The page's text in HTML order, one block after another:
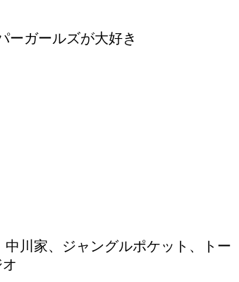
ーガールズが大好き
川家、ジャングルポケット、トー